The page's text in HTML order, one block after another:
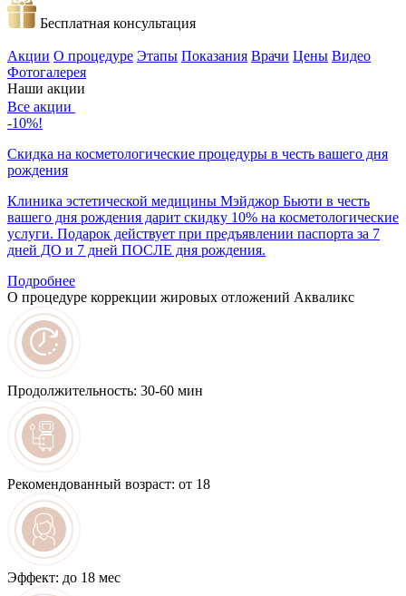
Бесплатная консультация
Акции О процедуре Этапы Показания Врачи Цены Видео
Фотогалерея
Наши акции
Все акции
-10%!
Скидка на косметологические процедуры в честь вашего дня
рождения
Клиника эстетической медицины Мэйджор Бьюти в честь
вашего дня рождения дарит скидку 10% на косметологические
услуги. Подарок действует при предъявлении паспорта за 7
дней ДО и 7 дней ПОСЛЕ дня рождения.
Подробнее
О процедуре коррекции жировых отложений Акваликс
Продолжительность: 30-60 мин
Рекомендованный возраст: от 18
Эффект: до 18 мес